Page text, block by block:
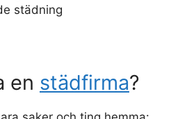
städning
en städfirma?